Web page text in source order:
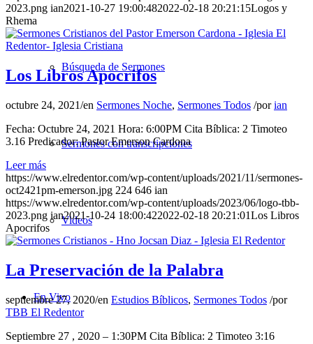
Búsqueda de Sermones
Sermones con transcripciones
Videos
En Vivo
2023.png ian2021-10-27 19:00:482022-02-18 20:21:15Logos y
Rhema
Los Libros Apocrifos
octubre 24, 2021/en Sermones Noche, Sermones Todos /porian
Fecha: Octubre 24, 2021 Hora: 6:00PM Cita Bíblica: 2 Timoteo
3.16 Predicador: Pastor Emerson Cardona
Leer más
https://www.elredentor.com/wp-content/uploads/2021/11/sermones-
oct2421pm-emerson.jpg 224 646 ian
https://www.elredentor.com/wp-content/uploads/2023/06/logo-tbb-
2023.png ian2021-10-24 18:00:422022-02-18 20:21:01Los Libros
Apocrifos
La Preservación de la Palabra
septiembre 27, 2020/en Estudios Bíblicos, Sermones Todos /por
TBB El Redentor
Septiembre 27 , 2020 – 1:30PM Cita Bíblica: 2 Timoteo 3:16